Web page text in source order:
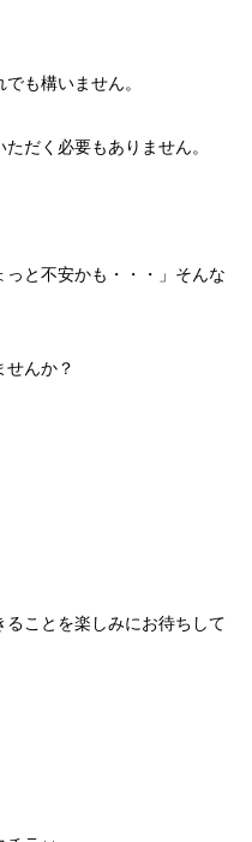
も構いません。
だく必要もありません。
っと不安かも・・・」そんな
せんか？
ことを楽しみにお待ちして